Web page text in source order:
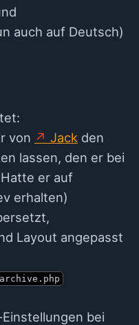
auch auf Deutsch)
von
Jack den
lassen, den er bei
er auf
erhalten)
Layout angepasst
bei